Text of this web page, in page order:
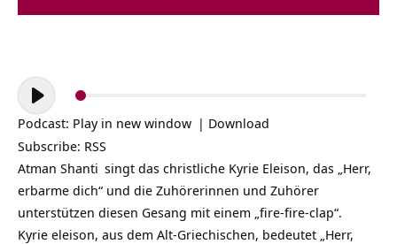
Audio-
Player
Podcast: Play in new window | Download
Subscribe: RSS
Atman Shanti singt das christliche Kyrie Eleison, das „Herr,
erbarme dich“ und die Zuhörerinnen und Zuhörer
unterstützen diesen Gesang mit einem „fire-fire-clap“.
Kyrie eleison, aus dem Alt-Griechischen, bedeutet „Herr,